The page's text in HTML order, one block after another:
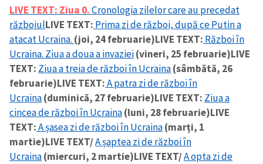
SUSȚINE
LIVE TEXT: Ziua 0.Cronologia zilelor care au precedat
războiulLIVE TEXT: Prima zi de război, după ce Putin a
atacat Ucraina. (joi, 24 februarie)LIVE TEXT: Război în
Ucraina. Ziua a doua a invaziei(vineri, 25 februarie)LIVE
TEXT: Ziua a treia de război în Ucraina(sâmbătă, 26
februarie)LIVE TEXT:A patra zi de război în
Ucraina(duminică, 27 februarie)LIVE TEXT: Ziua a
cincea de război în Ucraina(luni, 28 februarie)LIVE
TEXT:A șasea zi de război în Ucraina(marți, 1
martie)LIVE TEXT/A șaptea zi de război în
Ucraina(miercuri, 2 martie)LIVE TEXT/A opta zi de